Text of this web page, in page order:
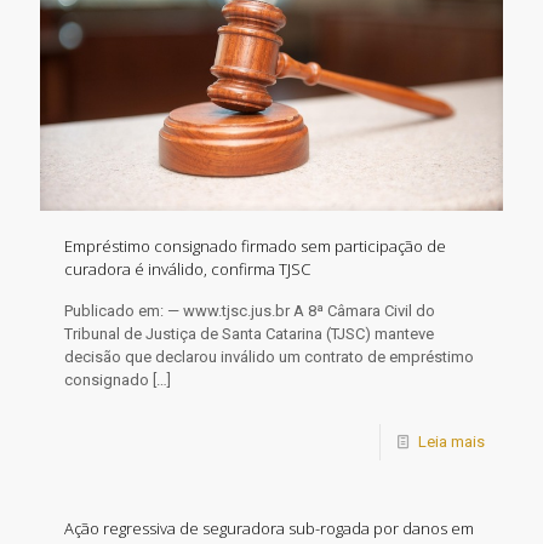
Empréstimo consignado firmado sem participação de
curadora é inválido, confirma TJSC
Publicado em: — www.tjsc.jus.br A 8ª Câmara Civil do
Tribunal de Justiça de Santa Catarina (TJSC) manteve
decisão que declarou inválido um contrato de empréstimo
consignado […]
Leia mais
Ação regressiva de seguradora sub-rogada por danos em